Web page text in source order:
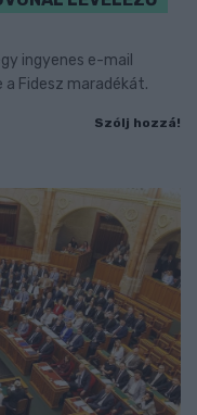
ingyenes e-mail
Fidesz maradékát.
Szólj hozzá!